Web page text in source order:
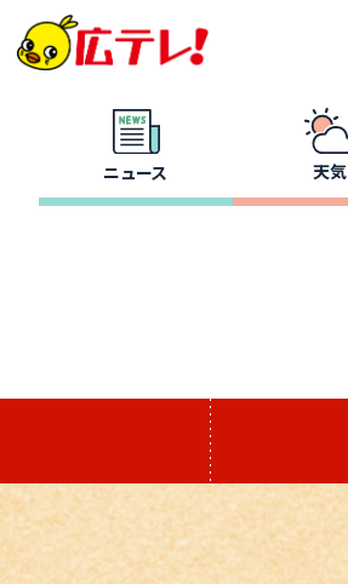
ニュース 天気